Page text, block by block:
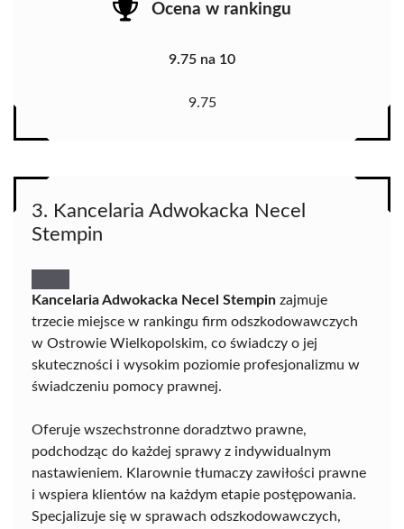
Ocena w rankingu
9.75 na 10
9.75
3. Kancelaria Adwokacka Necel
Stempin
Kancelaria Adwokacka Necel Stempin zajmuje
trzecie miejsce w rankingu firm odszkodowawczych
w Ostrowie Wielkopolskim, co świadczy o jej
skuteczności i wysokim poziomie profesjonalizmu w
świadczeniu pomocy prawnej.
Oferuje wszechstronne doradztwo prawne,
podchodząc do każdej sprawy z indywidualnym
nastawieniem. Klarownie tłumaczy zawiłości prawne
i wspiera klientów na każdym etapie postępowania.
Specjalizuje się w sprawach odszkodowawczych,